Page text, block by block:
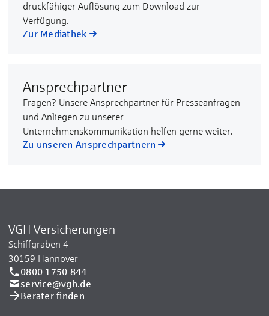
druckfähiger Auflösung zum Download zur
Verfügung.
Zur Mediathek
Ansprechpartner
Fragen? Unsere Ansprechpartner für Presseanfragen
und Anliegen zu unserer
Unternehmenskommunikation helfen gerne weiter.
Zu unseren Ansprechpartnern
VGH Versicherungen
Schiffgraben 4
30159 Hannover
0800 1750 844
service@vgh.de
Berater finden